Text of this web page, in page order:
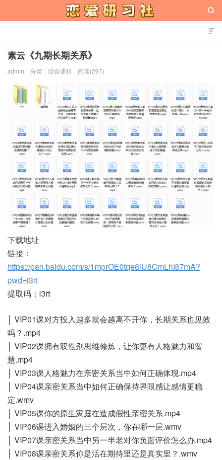


素云《九期长期关系》
admin 分类： 综合课程 阅读(297)
下载地址
链接：
https://pan.baidu.com/s/1mprOE0tqe8iU8CmLhI87mA?
pwd=i3rt
提取码：i3rt
│ VIP01课对方投入越多就会越离不开你，长期关系也见效
吗？.mp4
│ VIP02课拥有双性别思维修炼，让你更有人格魅力和智
慧.mp4
│ VIP03课人格魅力在亲密关系当中如何正确体现.mp4
│ VIP04课亲密关系当中如何正确保持界限感让感情更稳
定.wmv
│ VIP05课你的原生家庭在造成假性亲密关系.mp4
│ VIP06课进入婚姻的三个层次，你在哪一层.wmv
│ VIP07课亲密关系当中另一半老对你负面评价怎么办.mp4
│ VIP08课亲密关系你是活在期待里还是真实里？.wmv